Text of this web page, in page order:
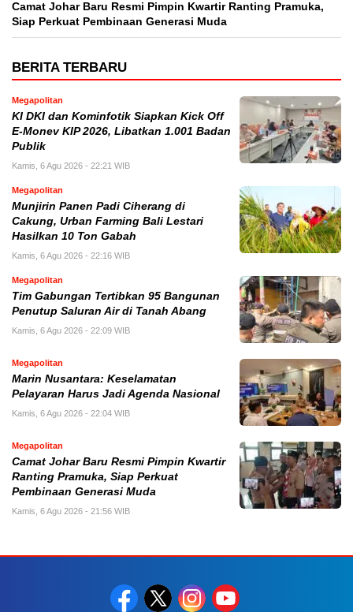
Camat Johar Baru Resmi Pimpin Kwartir Ranting Pramuka,
Siap Perkuat Pembinaan Generasi Muda
BERITA TERBARU
Megapolitan
KI DKI dan Kominfotik Siapkan Kick Off
E-Monev KIP 2026, Libatkan 1.001 Badan
Publik
Kamis, 6 Agu 2026 - 22:21 WIB
Megapolitan
Munjirin Panen Padi Ciherang di
Cakung, Urban Farming Bali Lestari
Hasilkan 10 Ton Gabah
Kamis, 6 Agu 2026 - 22:16 WIB
Megapolitan
Tim Gabungan Tertibkan 95 Bangunan
Penutup Saluran Air di Tanah Abang
Kamis, 6 Agu 2026 - 22:09 WIB
Megapolitan
Marin Nusantara: Keselamatan
Pelayaran Harus Jadi Agenda Nasional
Kamis, 6 Agu 2026 - 22:04 WIB
Megapolitan
Camat Johar Baru Resmi Pimpin Kwartir
Ranting Pramuka, Siap Perkuat
Pembinaan Generasi Muda
Kamis, 6 Agu 2026 - 21:56 WIB